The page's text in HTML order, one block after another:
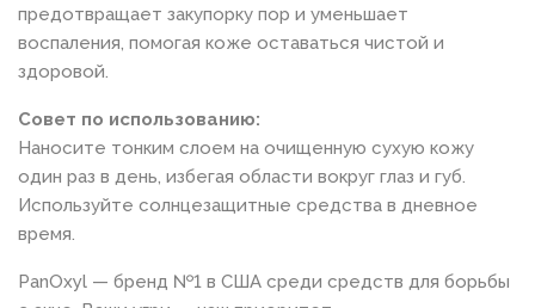
предотвращает закупорку пор и уменьшает
воспаления, помогая коже оставаться чистой и
здоровой.
Совет по использованию:
Наносите тонким слоем на очищенную сухую кожу
один раз в день, избегая области вокруг глаз и губ.
Используйте солнцезащитные средства в дневное
время.
PanOxyl — бренд №1 в США среди средств для борьбы